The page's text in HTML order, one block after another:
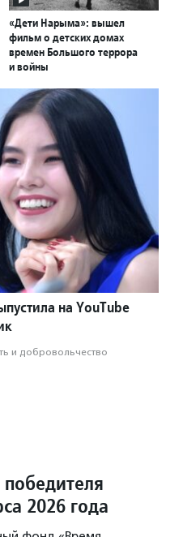
«Дети Нарыма»: вышел
фильм о детских домах
времен Большого террора
и войны
на YouTube
и доброволь­чест­во
2026 года